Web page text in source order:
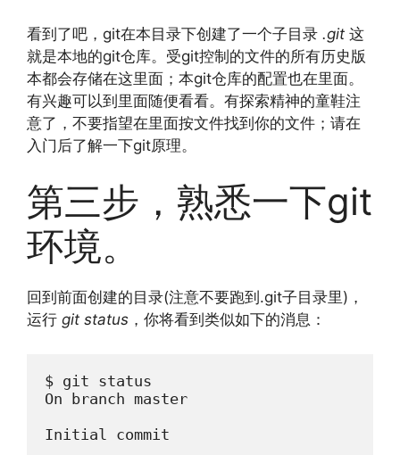
看到了吧，git在本目录下创建了一个子目录 .git 这
就是本地的git仓库。受git控制的文件的所有历史版
本都会存储在这里面；本git仓库的配置也在里面。
有兴趣可以到里面随便看看。有探索精神的童鞋注
意了，不要指望在里面按文件找到你的文件；请在
入门后了解一下git原理。
第三步，熟悉一下git
环境。
回到前面创建的目录(注意不要跑到.git子目录里)，
运行 git status ，你将看到类似如下的消息：
$ git status
On branch master
Initial commit